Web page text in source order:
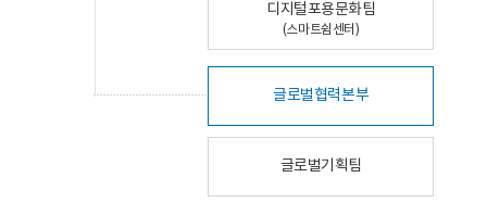
디지털포용문화팀
(스마트쉼센터)
글로벌협력본부
글로벌기획팀